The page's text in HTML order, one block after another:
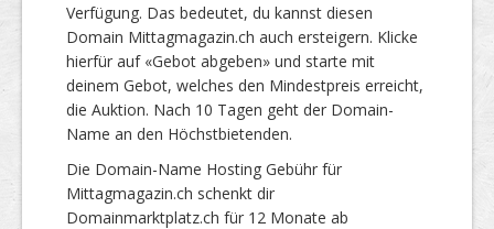
Verfügung. Das bedeutet, du kannst diesen
Domain Mittagmagazin.ch auch ersteigern. Klicke
hierfür auf «Gebot abgeben» und starte mit
deinem Gebot, welches den Mindestpreis erreicht,
die Auktion. Nach 10 Tagen geht der Domain-
Name an den Höchstbietenden.
Die Domain-Name Hosting Gebühr für
Mittagmagazin.ch schenkt dir
Domainmarktplatz.ch für 12 Monate ab